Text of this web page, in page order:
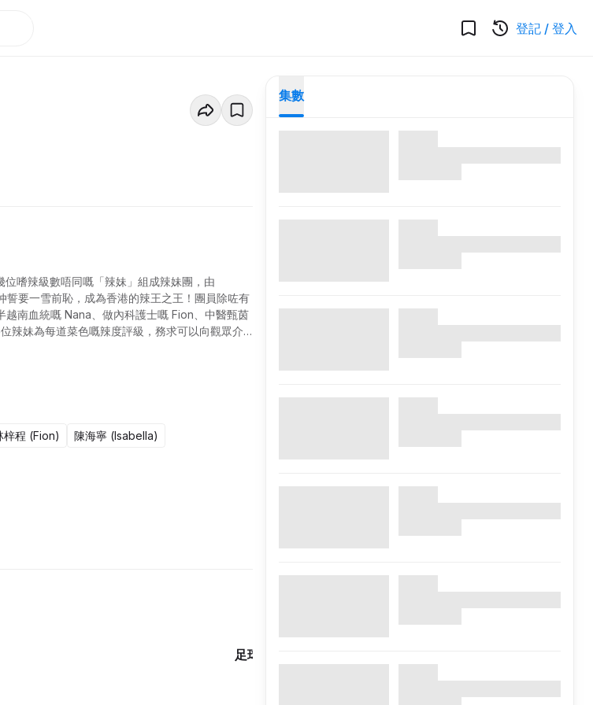
登記 / 登入
嗜辣級數唔同嘅「辣妹」組成辣妹團，由
要一雪前恥，成為香港的辣王之王！團員除咗有
南血統嘅 Nana、做內科護士嘅 Fion、中醫甄茵
辣妹為每道菜色嘅辣度評級，務求可以向觀眾介
梓程 (Fion) 陳海寧 (Isabella)
足球女將 2
集數